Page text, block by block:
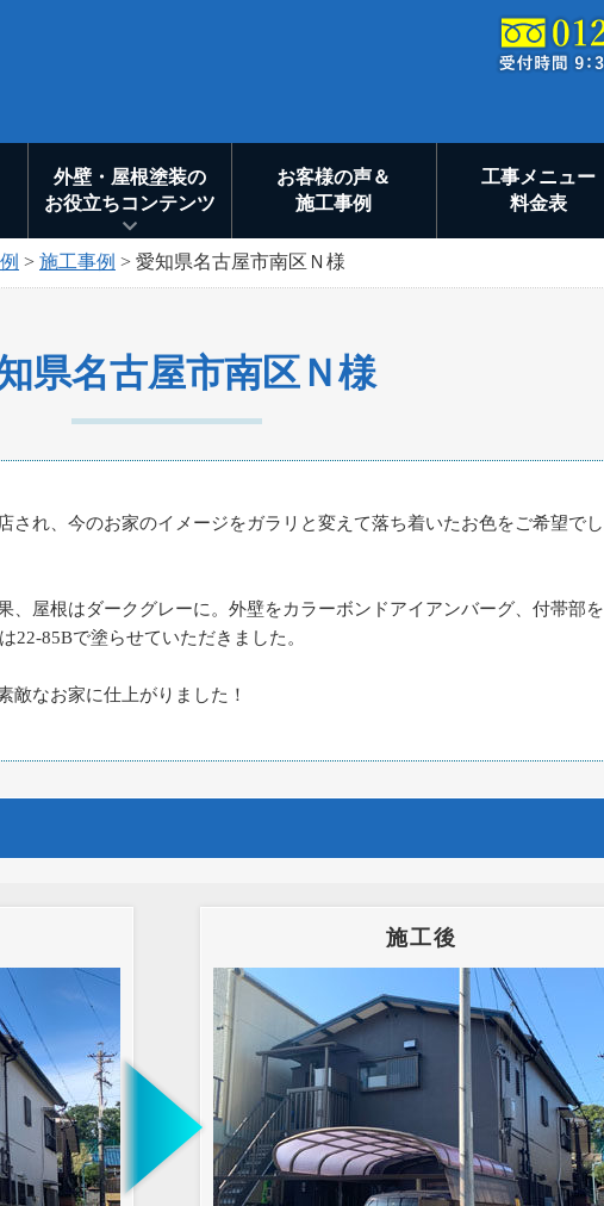
外壁・屋根塗装の
お役立ちコンテンツ
お客様の声＆
施工事例
工事メニュー
料金表
> 施工事例 > 愛知県名古屋市南区Ｎ様
県名古屋市南区Ｎ様
され、今のお家のイメージをガラリと変えて落ち着いたお色をご希望でし
、屋根はダークグレーに。外壁をカラーボンドアイアンバーグ、付帯部を
22-85Bで塗らせていただきました。
敵なお家に仕上がりました！
施工後